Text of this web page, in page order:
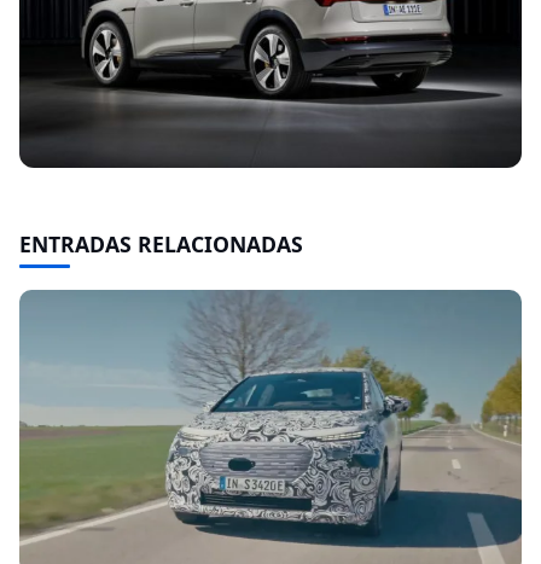
ENTRADAS RELACIONADAS